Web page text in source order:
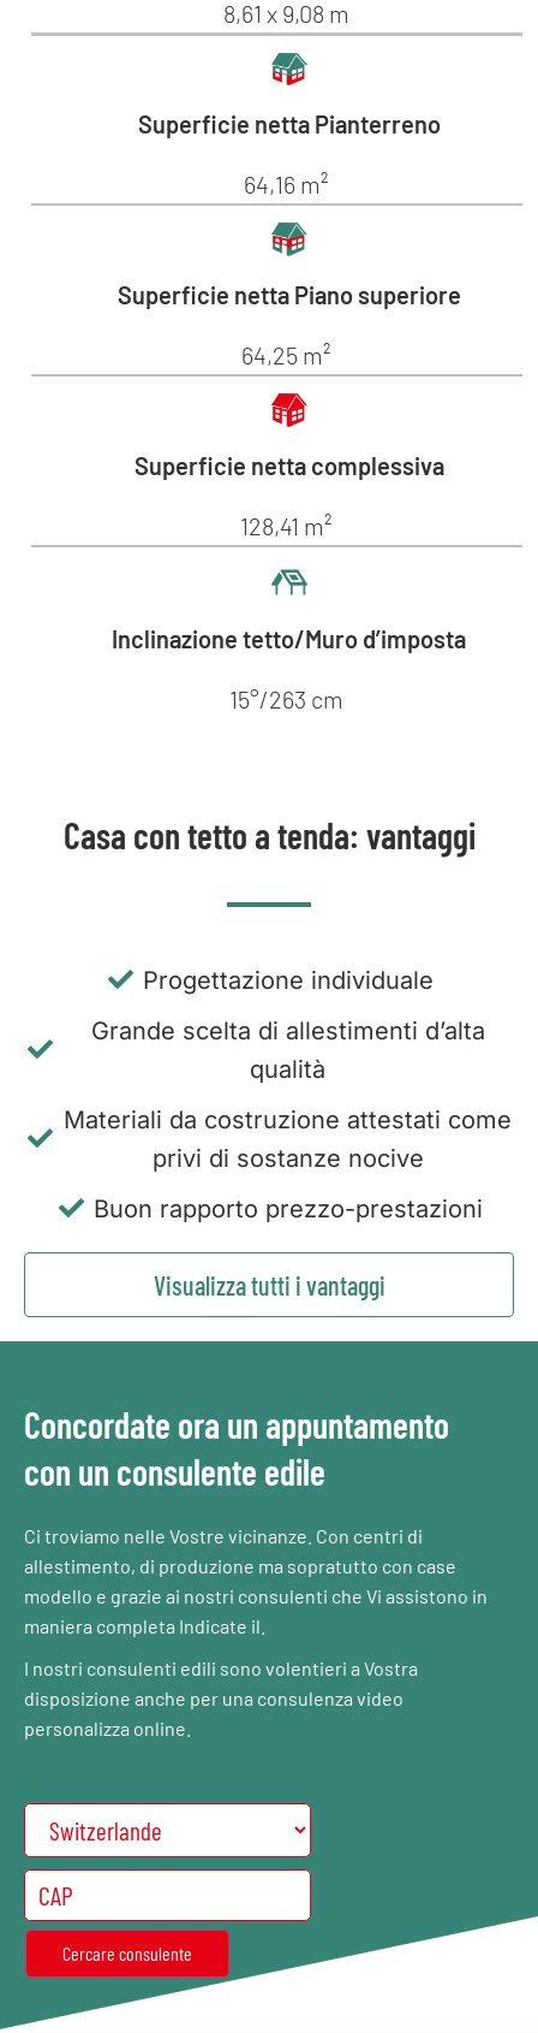
8,61 x 9,08 m
Superficie netta Pianterreno
64,16 m²
Superficie netta Piano superiore
64,25 m²
Superficie netta complessiva
128,41 m²
Inclinazione tetto/Muro d’imposta
15°/263 cm
Casa con tetto a tenda: vantaggi
Progettazione individuale
Grande scelta di allestimenti d’alta
qualità
Materiali da costruzione attestati come
privi di sostanze nocive
Buon rapporto prezzo-prestazioni
Visualizza tutti i vantaggi
Concordate ora un appuntamento
con un consulente edile
Ci troviamo nelle Vostre vicinanze. Con centri di
allestimento, di produzione ma sopratutto con case
modello e grazie ai nostri consulenti che Vi assistono in
maniera completa Indicate il.
I nostri consulenti edili sono volentieri a Vostra
disposizione anche per una consulenza video
personalizza online.